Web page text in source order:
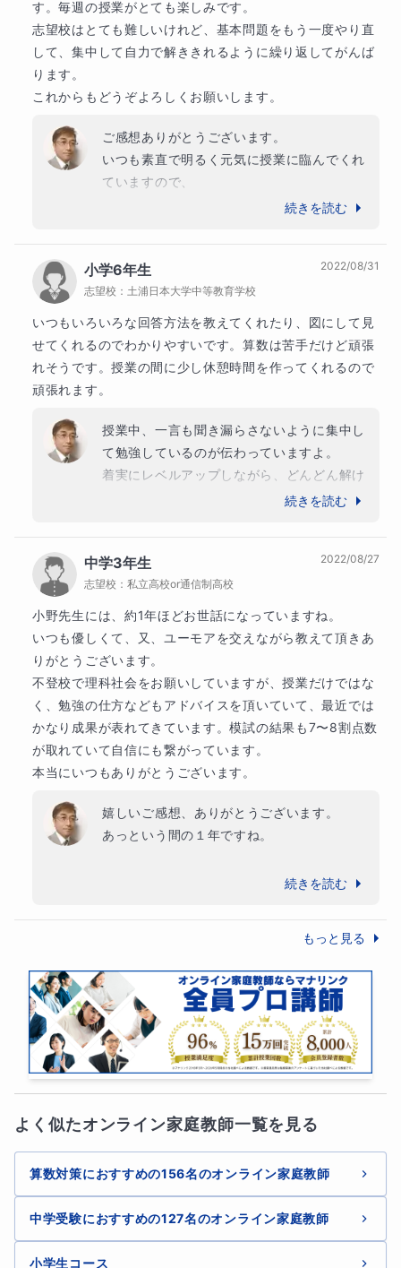
★ギフテッド⑧ 学習環境を整える
ギフテッドの子どもたちは、学校で通常の教科書のペース
に合わせることができず退屈してしまうことがあるため、
能力に応じた学習環境を整えることが大切です。通常のカ
リキュラムでは物足りないことが多く、高度な学習内容が
必要になります。したがって、子どもの興味や能力に合わ
せた専門的なカリキュラムやメソッドで学習支援を受ける
★ギフテッド⑨ ソーシャルスキルの育成
ギフテッドの子どもたちは、周囲の子どもたちと異なる能
力を持っているため、友達作りやコミュニケーションに苦
労することがあります。親御さんは、子どものソーシャル
スキルを育てるために、適切なコミュニケーション方法を
教えることが大切です。
★ギフテッド⑩ 感情のケア
ギフテッドの子どもたちは、知的能力が高い分、感情の波
が激しいことがあります。ストレスや孤独感を抱えやすい
ため、親御さんは、子どもの感情のケアに十分な注意を払
うことが重要です。冷静に子どもの感情を理解し、サポー
トすることが求められます。
ギフテッドとして有名な偉人・成功者
ギフテッドとして成功を収めた偉人・成功者の方々には、
（偶然かもしれませんが）家庭教師のマンツーマン指導
受け、才能と潜在能力を大きく開花させた方達が少なくあ
す。毎週の授業がとても楽しみです。
志望校はとても難しいけれど、基本問題をもう一度やり直
して、集中して自力で解ききれるように繰り返してがんば
ります。
これからもどうぞよろしくお願いします。
ご感想ありがとうございます。
いつも素直で明るく元気に授業に臨んでくれ
ていますので、
楽しく進める事が出来ています。
大きな飛躍が期待できます。
これからがとっても楽しみなお子さんです！
続きを読む
小学6年生
志望校： 土浦日本大学中等教育学校
2022/08/31
いつもいろいろな回答方法を教えてくれたり、図にして見
せてくれるのでわかりやすいです。算数は苦手だけど頑張
れそうです。授業の間に少し休憩時間を作ってくれるので
頑張れます。
授業中、一言も聞き漏らさないように集中し
て勉強しているのが伝わっていますよ。
着実にレベルアップしながら、どんどん解け
きましょう！
応援しています。
続きを読む
中学3年生
志望校： 私立高校or通信制高校
2022/08/27
小野先生には、約1年ほどお世話になっていますね。
いつも優しくて、又、ユーモアを交えながら教えて頂きあ
りがとうございます。
不登校で理科社会をお願いしていますが、授業だけではな
く、勉強の仕方などもアドバイスを頂いていて、最近では
かなり成果が表れてきています。模試の結果も7〜8割点数
が取れていて自信にも繋がっています。
本当にいつもありがとうございます。
嬉しいご感想、ありがとうございます。
あっという間の１年ですね。
たいへん素直なお子さんで、こちらがアドバ
す。
模試やテストでの好結果という成功体験が自
信につながり、
それが向学心ややる気のアップにつながる。
こういった成長の好循環は勉強はもちろん、
いろいろなプラスをもたらすと考えておりま
す。
続きを読む
もっと見る
よく似たオンライン家庭教師一覧を見る
算数対策におすすめの156名のオンライン家庭教師
中学受験におすすめの127名のオンライン家庭教師
小学生コース